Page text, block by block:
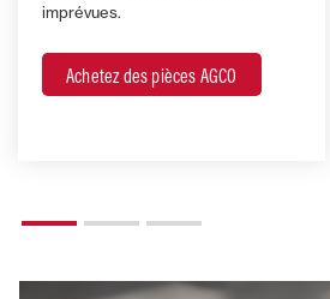
imprévues.
Achetez des pièces AGCO